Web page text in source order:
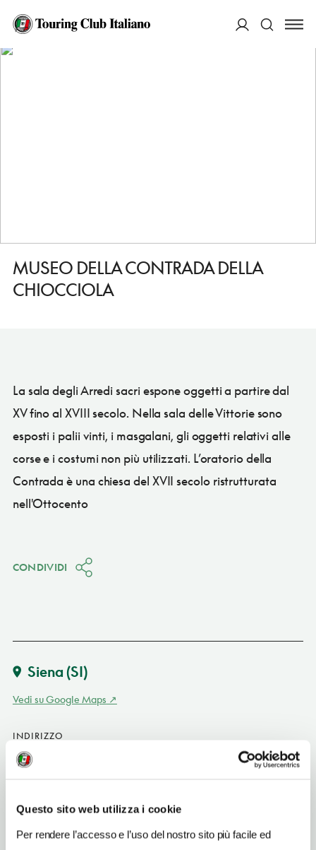
Questo sito web utilizza i cookie
Per rendere l’accesso e l’uso del nostro sito più facile ed
HOME
MUSEO DELLA CONTRADA DELLA CHIOCCIOLA
MUSEO DELLA CONTRADA DELLA
CHIOCCIOLA
La sala degli Arredi sacri espone oggetti a partire dal
XV fino al XVIII secolo. Nella sala delle Vittorie sono
esposti i palii vinti, i masgalani, gli oggetti relativi alle
corse e i costumi non più utilizzati. L’oratorio della
Contrada è una chiesa del XVII secolo ristrutturata
nell'Ottocento
CONDIVIDI
Siena (SI)
Vedi su Google Maps
INDIRIZZO
via S. Marco 31 - 53100
Siena (SI)
SITO WEB
www.contradadellachiocciola.it